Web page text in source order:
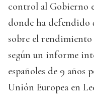
control al Gobierno
donde ha defendido
sobre el rendimiento
según un informe
españoles de 9 años
Unión Europea en